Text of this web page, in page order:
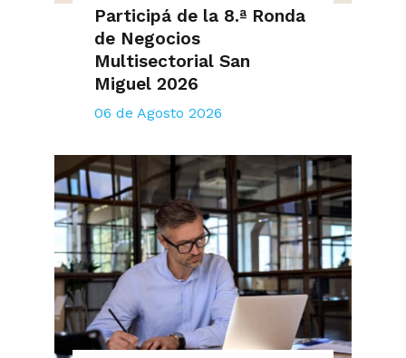
Participá de la 8.ª Ronda
de Negocios
Multisectorial San
Miguel 2026
06 de Agosto 2026